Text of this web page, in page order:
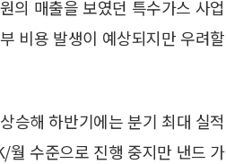
의 매출을 보였던 특수가스 사업
비용 발생이 예상되지만 우려할
승해 하반기에는 분기 최대 실적
월 수준으로 진행 중지만 낸드 가